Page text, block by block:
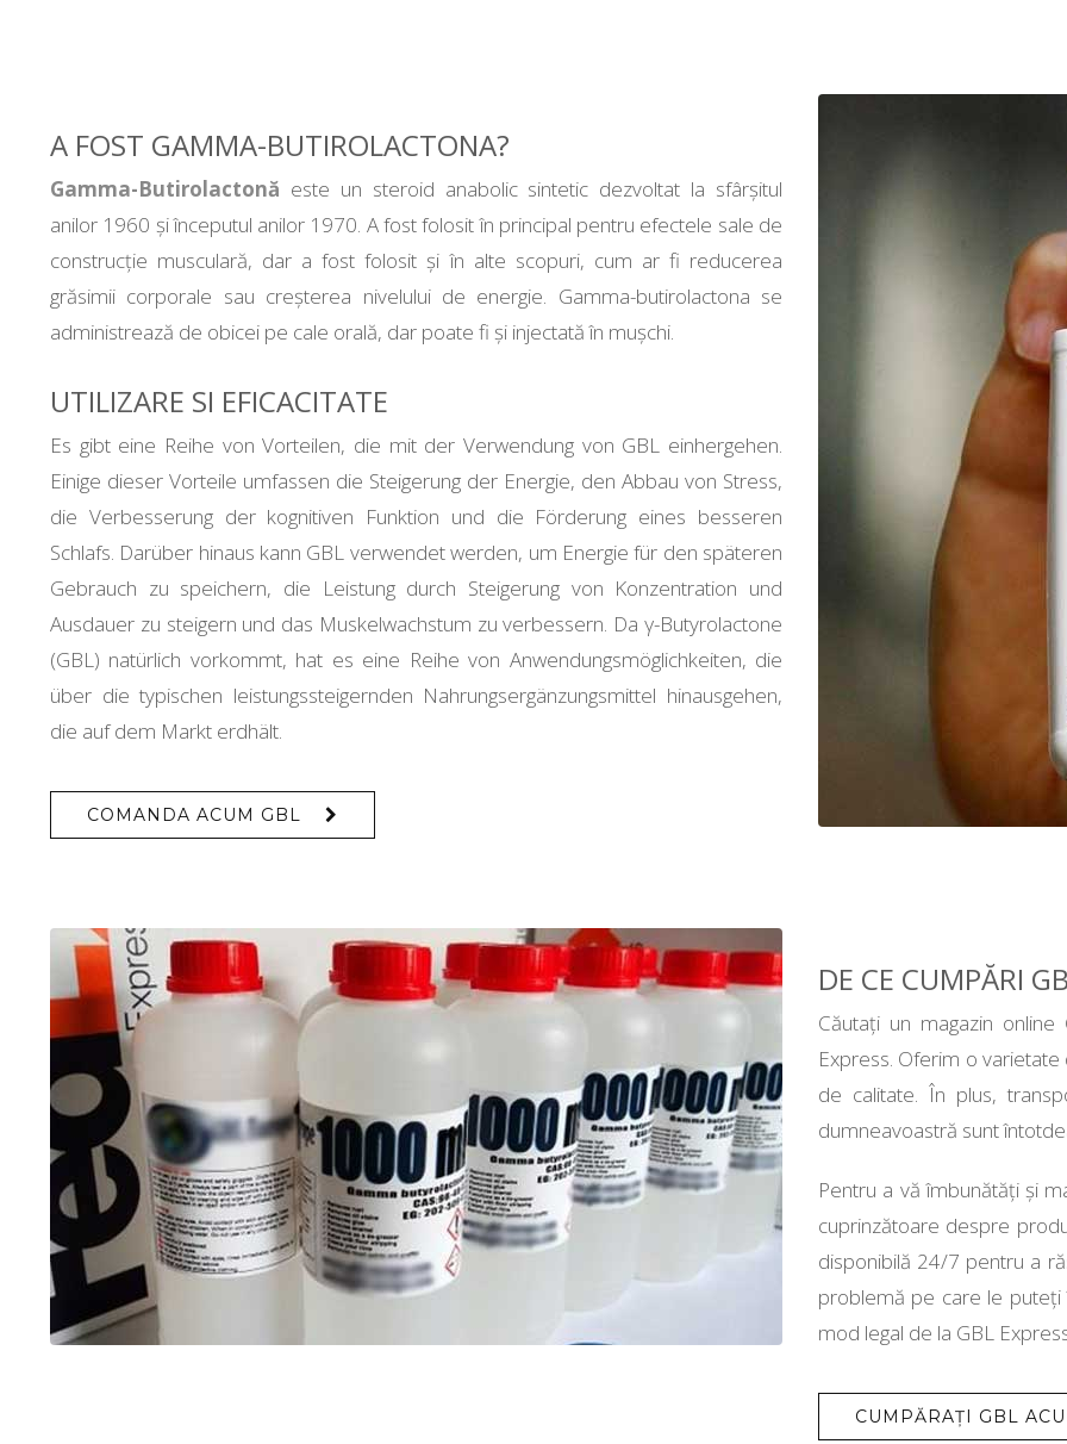
A FOST GAMMA-BUTIROLACTONA?
Gamma-Butirolactonă este un steroid anabolic sintetic dezvoltat la sfârșitul
anilor 1960 și începutul anilor 1970. A fost folosit în principal pentru efectele sale de
construcție musculară, dar a fost folosit și în alte scopuri, cum ar fi reducerea
grăsimii corporale sau creșterea nivelului de energie. Gamma-butirolactona se
administrează de obicei pe cale orală, dar poate fi și injectată în mușchi.
UTILIZARE SI EFICACITATE
Es gibt eine Reihe von Vorteilen, die mit der Verwendung von GBL einhergehen.
Einige dieser Vorteile umfassen die Steigerung der Energie, den Abbau von Stress,
die Verbesserung der kognitiven Funktion und die Förderung eines besseren
Schlafs. Darüber hinaus kann GBL verwendet werden, um Energie für den späteren
Gebrauch zu speichern, die Leistung durch Steigerung von Konzentration und
Ausdauer zu steigern und das Muskelwachstum zu verbessern. Da γ-Butyrolactone
(GBL) natürlich vorkommt, hat es eine Reihe von Anwendungsmöglichkeiten, die
über die typischen leistungssteigernden Nahrungsergänzungsmittel hinausgehen,
die auf dem Markt erdhält.
COMANDA ACUM GBL
DE CE CUMPĂRI
Căutați un magazin
Express. Oferim o
de calitate. În plus,
dumneavoastră sunt
Pentru a vă îmbunătăți și
cuprinzătoare despre
disponibilă 24/7 pentru a
problemă pe care le puteți
mod legal de la GBL
CUMPĂRAȚI GBL